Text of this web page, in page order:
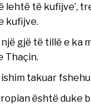
lehtë të kufijve’,
kufijve.
gjë të tillë e ka
Thaçin.
ishim takuar
është duke